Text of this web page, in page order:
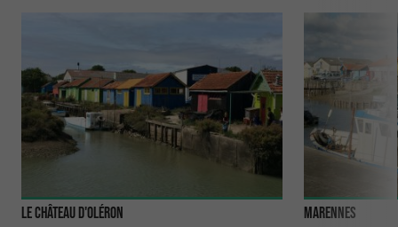
Le Château d'Oléron Marennes